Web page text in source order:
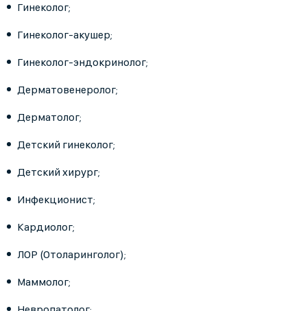
Гинеколог;
Гинеколог-акушер;
Гинеколог-эндокринолог;
Дерматовенеролог;
Дерматолог;
Детский гинеколог;
Детский хирург;
Инфекционист;
Кардиолог;
ЛОР (Отоларинголог);
Маммолог;